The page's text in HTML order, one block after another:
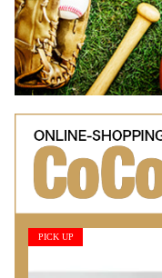
PICK UP